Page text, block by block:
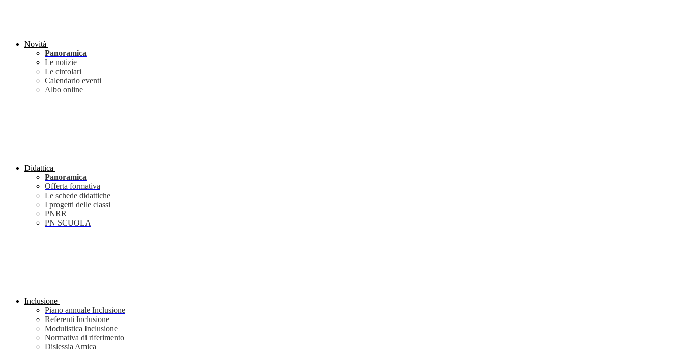
Novità
Panoramica
Le notizie
Le circolari
Calendario eventi
Albo online
Didattica
Panoramica
Offerta formativa
Le schede didattiche
I progetti delle classi
PNRR
PN SCUOLA
Inclusione
Piano annuale Inclusione
Referenti Inclusione
Modulistica Inclusione
Normativa di riferimento
Dislessia Amica